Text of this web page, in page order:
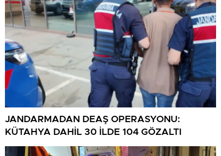
JANDARMADAN DEAŞ OPERASYONU:
KÜTAHYA DAHİL 30 İLDE 104 GÖZALTI